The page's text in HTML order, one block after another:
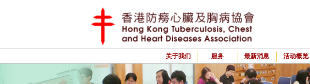
关于我们 服务 最新消息 活动概览